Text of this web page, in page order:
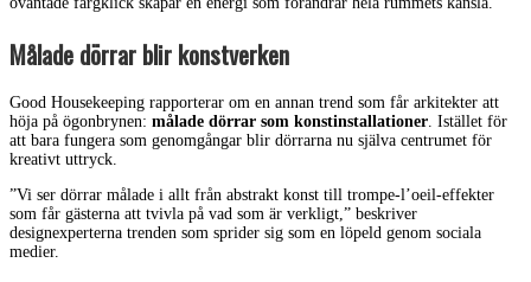
Målade dörrar blir konstverken
Good Housekeeping rapporterar om en annan trend som får arkitekter att
höja på ögonbrynen: målade dörrar som konstinstallationer. Istället för
att bara fungera som genomgångar blir dörrarna nu själva centrumet för
kreativt uttryck.
”Vi ser dörrar målade i allt från abstrakt konst till trompe-l’oeil-effekter
som får gästerna att tvivla på vad som är verkligt,” beskriver
designexperterna trenden som sprider sig som en löpeld genom sociala
medier.